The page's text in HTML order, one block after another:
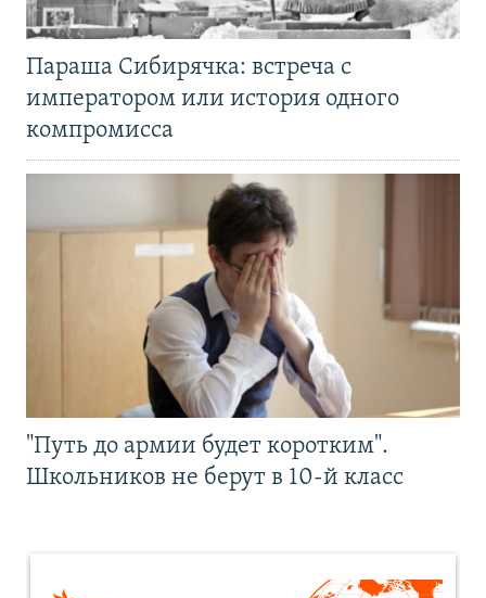
Параша Сибирячка: встреча с
императором или история одного
компромисса
"Путь до армии будет коротким".
Школьников не берут в 10-й класс